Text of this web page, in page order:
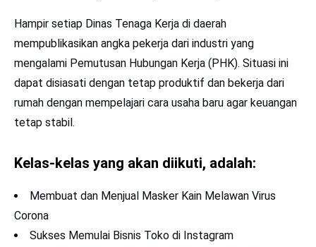
Hampir setiap Dinas Tenaga Kerja di daerah
mempublikasikan angka pekerja dari industri yang
mengalami Pemutusan Hubungan Kerja (PHK). Situasi ini
dapat disiasati dengan tetap produktif dan bekerja dari
rumah dengan mempelajari cara usaha baru agar keuangan
tetap stabil.
Kelas-kelas yang akan diikuti, adalah:
Membuat dan Menjual Masker Kain Melawan Virus
Corona
Sukses Memulai Bisnis Toko di Instagram